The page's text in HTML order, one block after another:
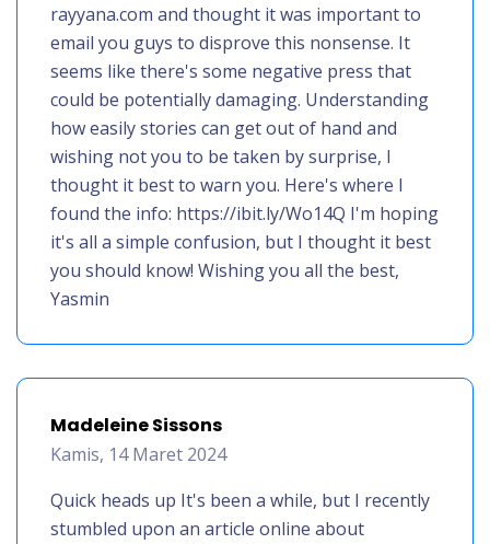
rayyana.com and thought it was important to
email you guys to disprove this nonsense. It
seems like there's some negative press that
could be potentially damaging. Understanding
how easily stories can get out of hand and
wishing not you to be taken by surprise, I
thought it best to warn you. Here's where I
found the info: https://ibit.ly/Wo14Q I'm hoping
it's all a simple confusion, but I thought it best
you should know! Wishing you all the best,
Yasmin
Madeleine Sissons
Kamis, 14 Maret 2024
Quick heads up It's been a while, but I recently
stumbled upon an article online about